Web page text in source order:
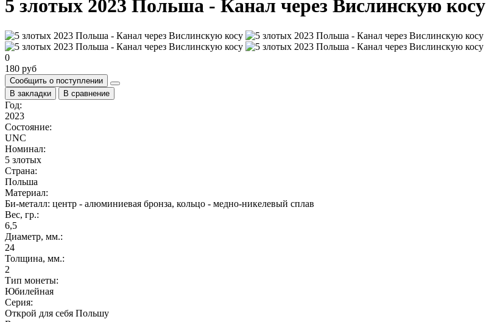
5 злотых 2023 Польша - Канал через Вислинскую косу
0
180 руб
Сообщить о поступлении
В закладки
В сравнение
Год:
2023
Состояние:
UNC
Номинал:
5 злотых
Страна:
Польша
Материал:
Би-металл: центр - алюминиевая бронза, кольцо - медно-никелевый сплав
Вес, гр.:
6,5
Диаметр, мм.:
24
Толщина, мм.:
2
Тип монеты:
Юбилейная
Серия:
Открой для себя Польшу